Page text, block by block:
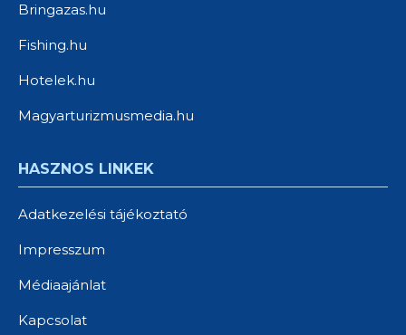
Bringazas.hu
Fishing.hu
Hotelek.hu
Magyarturizmusmedia.hu
HASZNOS LINKEK
Adatkezelési tájékoztató
Impresszum
Médiaajánlat
Kapcsolat